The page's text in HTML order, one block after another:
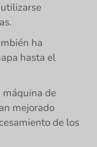
ha
hasta el
máquina de
mejorado
de los